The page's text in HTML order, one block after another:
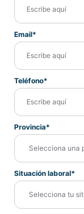
Email*
Teléfono*
Provincia*
Situación laboral*